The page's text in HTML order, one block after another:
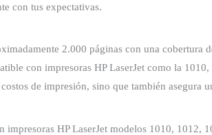
con tus expectativas.
2.000 páginas con una
con impresoras HP LaserJet como la
de impresión, sino que también asegura
HP LaserJet modelos 1010, 1012,